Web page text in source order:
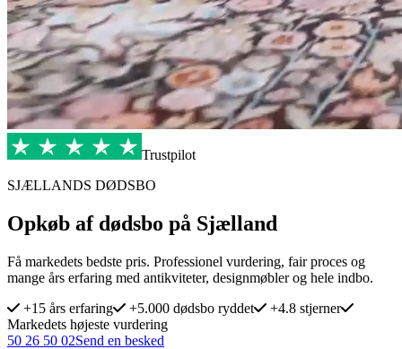
Trustpilot
SJÆLLANDS DØDSBO
Opkøb af dødsbo på Sjælland
Få markedets bedste pris. Professionel vurdering, fair proces og
mange års erfaring med antikviteter, designmøbler og hele indbo.
+15 års erfaring
+5.000 dødsbo ryddet
+4.8 stjerner
Markedets højeste vurdering
50 26 50 02Send en besked